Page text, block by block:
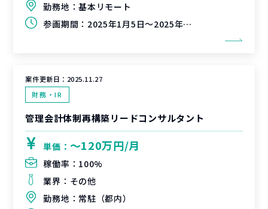
勤務地：基本リモート
参画期間： 2025年1月5日～2025年2月28日
案件更新日： 2025.11.27
財務・IR
管理会計体制再構築リードコンサルタント
単価： 〜120万円/月
稼働率： 100%
業界： その他
勤務地： 常駐（都内）